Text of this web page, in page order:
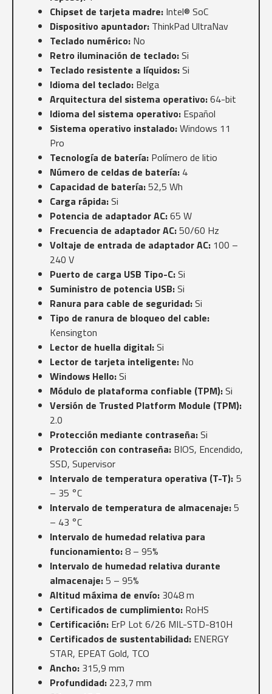
Chipset de tarjeta madre: Intel® SoC
Dispositivo apuntador: ThinkPad UltraNav
Teclado numérico: No
Retro iluminación de teclado:Si
Teclado resistente a líquidos:Si
Idioma del teclado: Belga
Arquitectura del sistema operativo:64-bit
Idioma del sistema operativo: Español
Sistema operativo instalado:Windows 11
Pro
Tecnología de batería: Polímero de litio
Número de celdas de batería: 4
Capacidad de batería:52,5 Wh
Carga rápida:Si
Potencia de adaptador AC:65 W
Frecuencia de adaptador AC:50/60 Hz
Voltaje de entrada de adaptador AC: 100 –
240 V
Puerto de carga USB Tipo-C:Si
Suministro de potencia USB:Si
Ranura para cable de seguridad:Si
Tipo de ranura de bloqueo del cable:
Kensington
Lector de huella digital:Si
Lector de tarjeta inteligente: No
Windows Hello:Si
Módulo de plataforma confiable (TPM):Si
Versión de Trusted Platform Module (TPM):
2.0
Protección mediante contraseña:Si
Protección con contraseña: BIOS, Encendido,
SSD, Supervisor
Intervalo de temperatura operativa (T-T): 5
– 35 °C
Intervalo de temperatura de almacenaje:5
– 43 °C
Intervalo de humedad relativa para
funcionamiento:8 – 95%
Intervalo de humedad relativa durante
almacenaje:5 – 95%
Altitud máxima de envío: 3048 m
Certificados de cumplimiento: RoHS
Certificación: ErP Lot 6/26 MIL-STD-810H
Certificados de sustentabilidad: ENERGY
STAR, EPEAT Gold, TCO
Ancho: 315,9 mm
Profundidad: 223,7 mm